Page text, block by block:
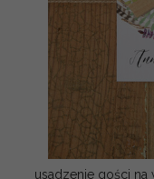
usadzenie gości na